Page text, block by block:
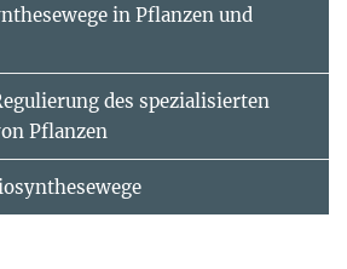
in Pflanzen und
des spezialisierten
Pflanzen